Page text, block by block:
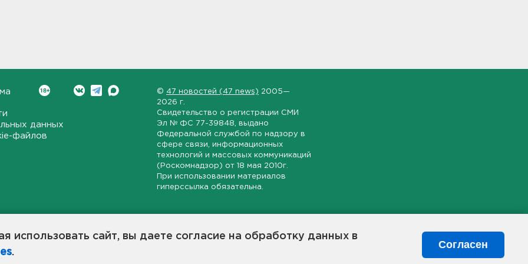
использовать сайт, вы даете согласие на обработку данных в
.
Согласен
данных
файлов
© 47 новостей (47 news) 2005—
2026 г.
Свидетельство о регистрации СМИ
Эл № ФС 77-39848 , выдано
Федеральной службой по надзору в
сфере связи, информационных
технологий и массовых коммуникаций
(Роскомнадзор) от 18 мая 2010г.
При использовании материалов
гиперссылка обязательна.
области, экономической и инвестиционной активности в регионе.
станет популярной и конструктивной площадкой для свободного
в 47-м регионе России.